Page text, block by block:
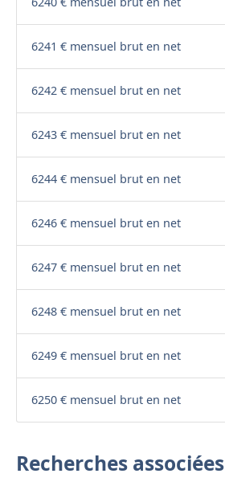
6241 € mensuel brut en net
6242 € mensuel brut en net
6243 € mensuel brut en net
6244 € mensuel brut en net
6246 € mensuel brut en net
6247 € mensuel brut en net
6248 € mensuel brut en net
6249 € mensuel brut en net
6250 € mensuel brut en net
Recherches associées